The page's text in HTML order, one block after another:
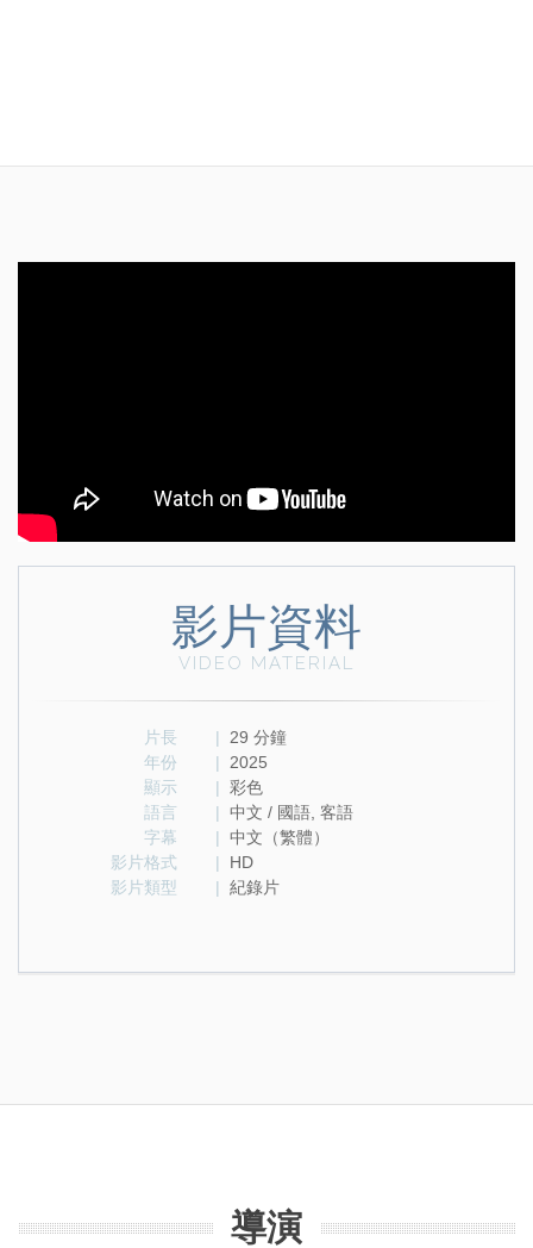
影片資料
VIDEO MATERIAL
片長 | 29 分鐘
年份
| 2025
顯示
| 彩色
語言
| 中文 / 國語, 客語
字幕
| 中文（繁體）
影片格式
| HD
影片類型
| 紀錄片
導演